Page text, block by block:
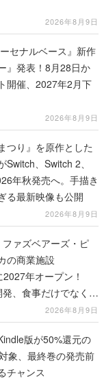
2026年8月9日
セナルベース』新作
』発表！8月28日か
開催、2027年2月下
2026年8月9日
つり』を原作とした
、Switch 2、
年秋発売へ。手描き
る最新映像も公開
2026年8月9日
ファズベアーズ・ピ
の商業施設
年オープン！
、食事だけでなくス
ホラー体験も楽しめ
2026年8月9日
版が50%還元の
象、最終巻の発売前
チャンス